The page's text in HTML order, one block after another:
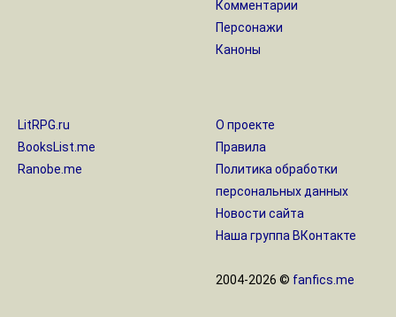
Комментарии
Персонажи
Каноны
LitRPG.ru
BooksList.me
Ranobe.me
О проекте
Правила
Политика обработки
персональных данных
Новости сайта
Наша группа ВКонтакте
2004-2026 © fanfics.me